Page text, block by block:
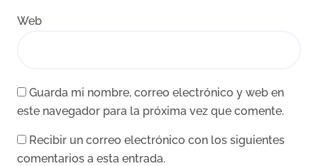
Web
Guarda mi nombre, correo electrónico y web en
este navegador para la próxima vez que comente.
Recibir un correo electrónico con los siguientes
comentarios a esta entrada.